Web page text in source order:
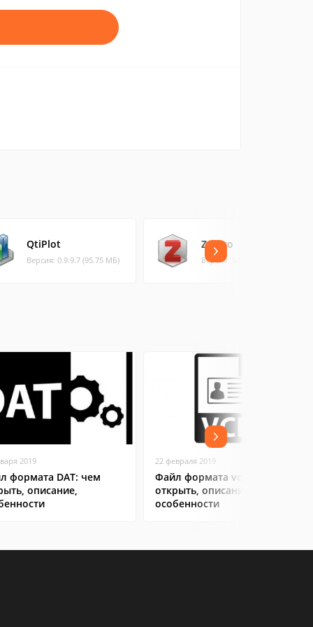
QtiPlot
Версия: 0.9.9.7 (95.75 МБ)
Zotero
Версия: 5.0.65 (54.57 МБ)
2019
формата DAT: чем
описание,
22 февраля 2019
Файл формата vcf: чем
открыть, описание,
особенности